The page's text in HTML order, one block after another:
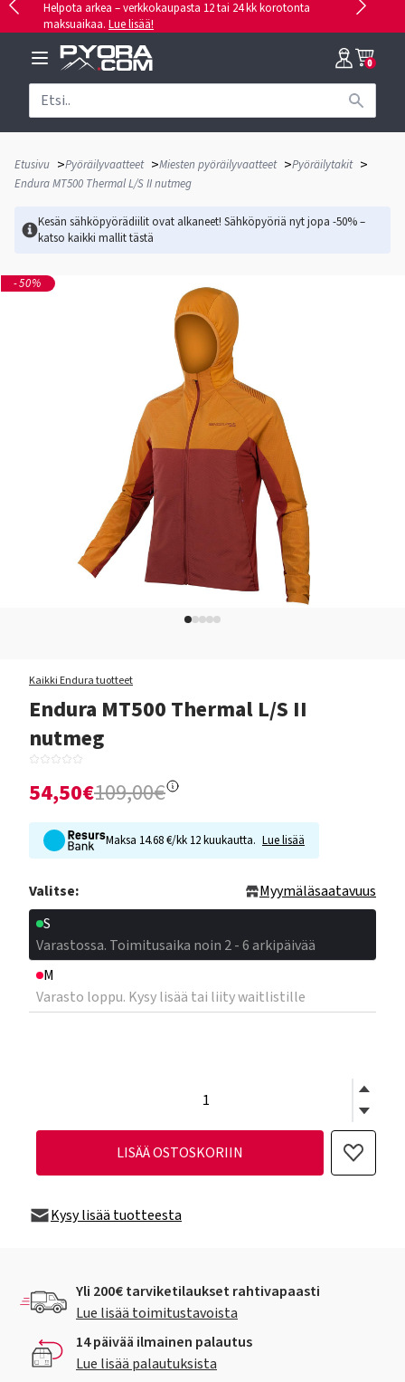
Helpota arkea – verkkokaupasta 12 tai 24 kk korotonta
maksuaikaa. Lue lisää!
0
Etusivu >Pyöräilyvaatteet >Miesten pyöräilyvaatteet >Pyöräilytakit >
Endura MT500 Thermal L/S II nutmeg
Kesän sähköpyörädiilit ovat alkaneet! Sähköpyöriä nyt jopa -50% –
katso kaikki mallittästä
-50%
Kaikki Endura tuotteet
Endura MT500 Thermal L/S II
nutmeg
54,50€109,00€
Maksa 14.68 €/kk 12 kuukautta. Lue lisää
Valitse:
Myymäläsaatavuus
S
Varastossa. Toimitusaika noin 2 - 6 arkipäivää
M
Varasto loppu. Kysy lisää tai liity waitlistille
LISÄÄ OSTOSKORIIN
Kysy lisää tuotteesta
Yli 200€ tarviketilaukset rahtivapaasti
Lue lisää toimitustavoista
14 päivää ilmainen palautus
Lue lisää palautuksista